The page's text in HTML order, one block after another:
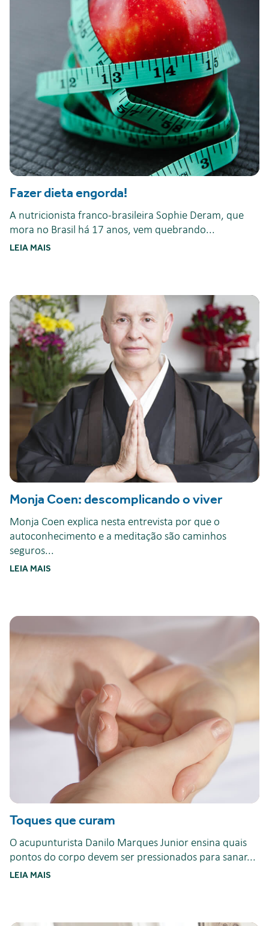
Fazer dieta engorda!
A nutricionista franco-brasileira Sophie Deram, que
mora no Brasil há 17 anos, vem quebrando...
LEIA MAIS
Monja Coen: descomplicando o viver
Monja Coen explica nesta entrevista por que o
autoconhecimento e a meditação são caminhos
seguros...
LEIA MAIS
Toques que curam
O acupunturista Danilo Marques Junior ensina quais
pontos do corpo devem ser pressionados para sanar...
LEIA MAIS